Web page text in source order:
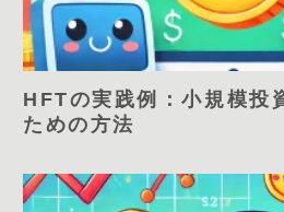
HFTの実践例：小規模投
ための方法